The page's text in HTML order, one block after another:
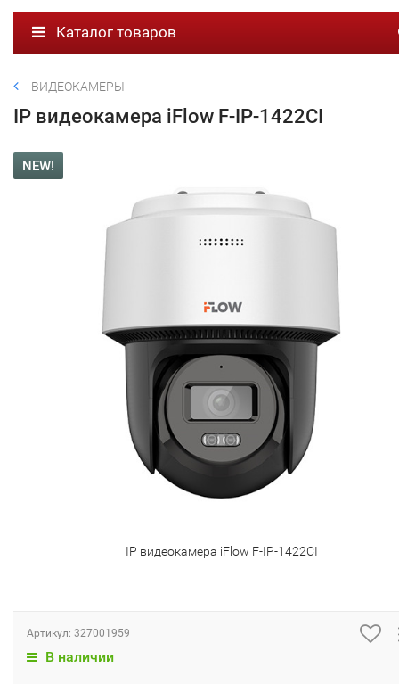
Каталог товаров
ВИДЕОКАМЕРЫ
IP видеокамера iFlow F-IP-1422CI
NEW!
IP видеокамера iFlow F-IP-1422CI
Артикул: 327001959
В наличии